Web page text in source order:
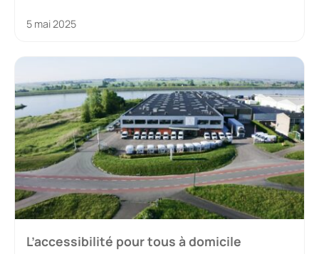
5 mai 2025
L’accessibilité pour tous à domicile